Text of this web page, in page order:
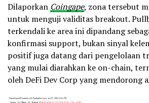
Dilaporkan Coingape, zona tersebut
untuk menguji validitas breakout.
terkendali ke area ini dipandang
konfirmasi support, bukan sinyal
positif juga datang dari pengelolaan
yang mulai diarahkan ke on-chain,
oleh DeFi Dev Corp yang mendorong